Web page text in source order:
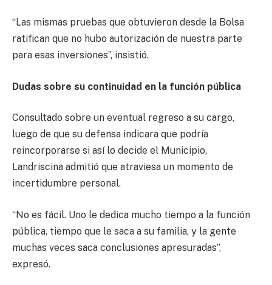
“Las mismas pruebas que obtuvieron desde la Bolsa
ratifican que no hubo autorización de nuestra parte
para esas inversiones”, insistió.
Dudas sobre su continuidad en la función pública
Consultado sobre un eventual regreso a su cargo,
luego de que su defensa indicara que podría
reincorporarse si así lo decide el Municipio,
Landriscina admitió que atraviesa un momento de
incertidumbre personal.
“No es fácil. Uno le dedica mucho tiempo a la función
pública, tiempo que le saca a su familia, y la gente
muchas veces saca conclusiones apresuradas”,
expresó.